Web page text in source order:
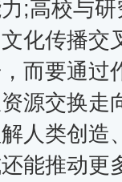
;高校与
化传播
而要通
源交换
人类创
能推动